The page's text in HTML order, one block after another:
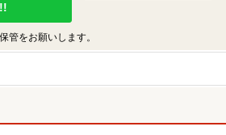
管をお願いします。